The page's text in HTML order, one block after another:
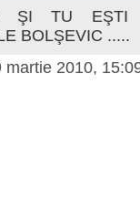
ŞI TU EŞTI
BOLŞEVIC .....
martie 2010,